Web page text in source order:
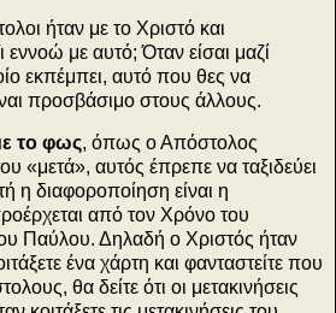
ήταν με το Χριστό και
εννοώ με αυτό; Όταν είσαι μαζί
εκπέμπει, αυτό που θες να
προσβάσιμο στους άλλους.
το φως, όπως ο Απόστολος
«μετά», αυτός έπρεπε να ταξιδεύει
η διαφοροποίηση είναι η
από τον Χρόνο του
Παύλου. Δηλαδή ο Χριστός ήταν
ένα χάρτη και φανταστείτε που
θα δείτε ότι οι μετακινήσεις